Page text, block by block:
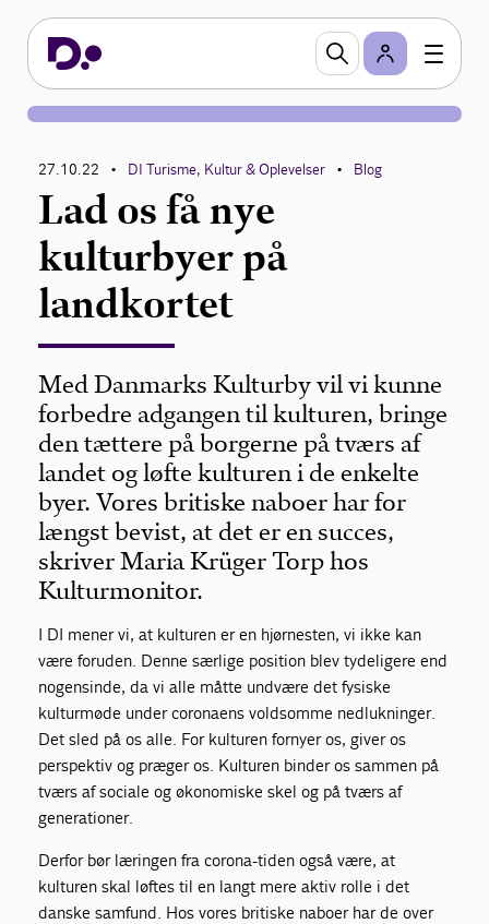
27.10.22 • DI Turisme, Kultur & Oplevelser • Blog
Lad os få nye
kulturbyer på
landkortet
Med Danmarks Kulturby vil vi kunne
forbedre adgangen til kulturen, bringe
den tættere på borgerne på tværs af
landet og løfte kulturen i de enkelte
byer. Vores britiske naboer har for
længst bevist, at det er en succes,
skriver Maria Krüger Torp hos
Kulturmonitor.
I DI mener vi, at kulturen er en hjørnesten, vi ikke kan
være foruden. Denne særlige position blev tydeligere end
nogensinde, da vi alle måtte undvære det fysiske
kulturmøde under coronaens voldsomme nedlukninger.
Det sled på os alle. For kulturen fornyer os, giver os
perspektiv og præger os. Kulturen binder os sammen på
tværs af sociale og økonomiske skel og på tværs af
generationer.
Derfor bør læringen fra corona-tiden også være, at
kulturen skal løftes til en langt mere aktiv rolle i det
danske samfund. Hos vores britiske naboer har de over